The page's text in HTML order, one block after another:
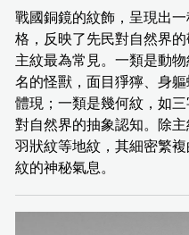
戰國銅鏡的紋飾，呈現出
格，反映了先民對自然界
主紋最為常見。一類是動
名的怪獸，面目猙獰、身
體現；一類是幾何紋，如
對自然界的抽象認知。除
羽狀紋等地紋，其細密繁
紋的神秘氣息。